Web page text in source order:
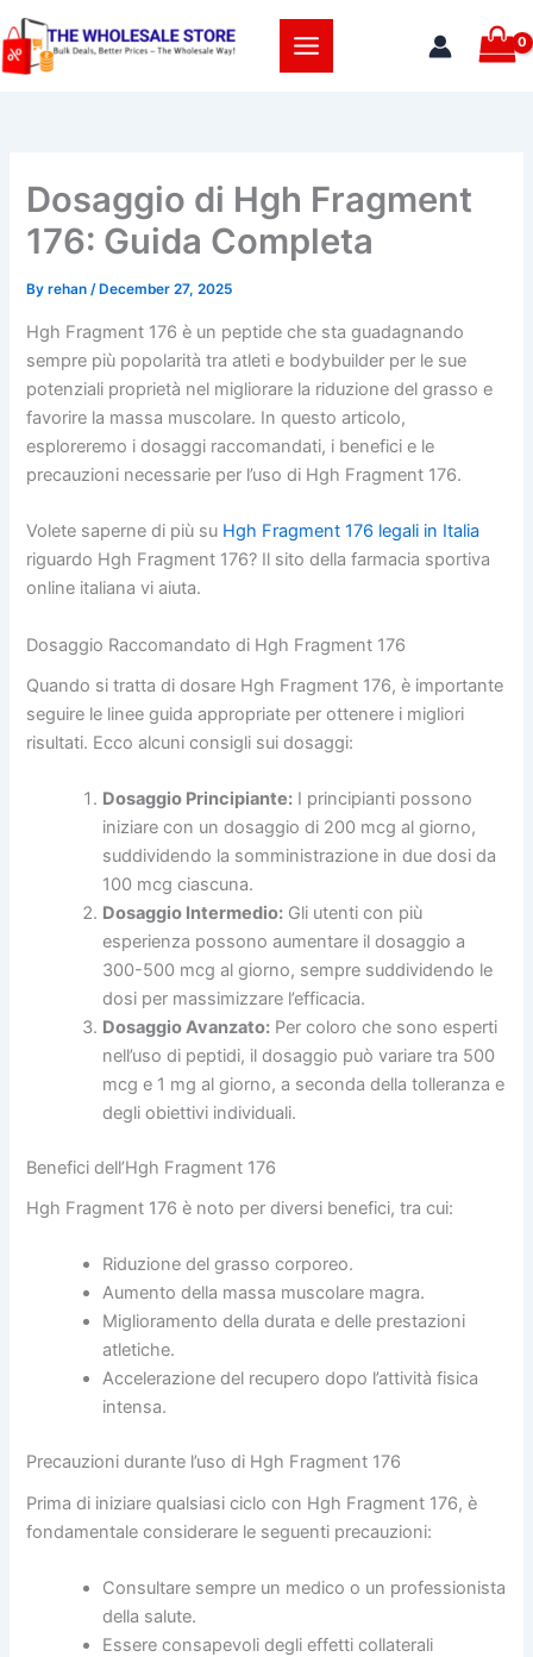
Skip
to
content
Dosaggio di Hgh Fragment
176: Guida Completa
Byrehan/ December 27, 2025
Hgh Fragment 176 è un peptide che sta guadagnando
sempre più popolarità tra atleti e bodybuilder per le sue
potenziali proprietà nel migliorare la riduzione del grasso e
favorire la massa muscolare. In questo articolo,
esploreremo i dosaggi raccomandati, i benefici e le
precauzioni necessarie per l’uso di Hgh Fragment 176.
Volete saperne di più su Hgh Fragment 176 legali in Italia
riguardo Hgh Fragment 176? Il sito della farmacia sportiva
online italiana vi aiuta.
Dosaggio Raccomandato di Hgh Fragment 176
Quando si tratta di dosare Hgh Fragment 176, è importante
seguire le linee guida appropriate per ottenere i migliori
risultati. Ecco alcuni consigli sui dosaggi:
Dosaggio Principiante: I principianti possono
iniziare con un dosaggio di 200 mcg al giorno,
suddividendo la somministrazione in due dosi da
100 mcg ciascuna.
Dosaggio Intermedio: Gli utenti con più
esperienza possono aumentare il dosaggio a
300-500 mcg al giorno, sempre suddividendo le
dosi per massimizzare l’efficacia.
Dosaggio Avanzato: Per coloro che sono esperti
nell’uso di peptidi, il dosaggio può variare tra 500
mcg e 1 mg al giorno, a seconda della tolleranza e
degli obiettivi individuali.
Benefici dell’Hgh Fragment 176
Hgh Fragment 176 è noto per diversi benefici, tra cui:
Riduzione del grasso corporeo.
Aumento della massa muscolare magra.
Miglioramento della durata e delle prestazioni
atletiche.
Accelerazione del recupero dopo l’attività fisica
intensa.
Precauzioni durante l’uso di Hgh Fragment 176
Prima di iniziare qualsiasi ciclo con Hgh Fragment 176, è
fondamentale considerare le seguenti precauzioni:
Consultare sempre un medico o un professionista
della salute.
Essere consapevoli degli effetti collaterali